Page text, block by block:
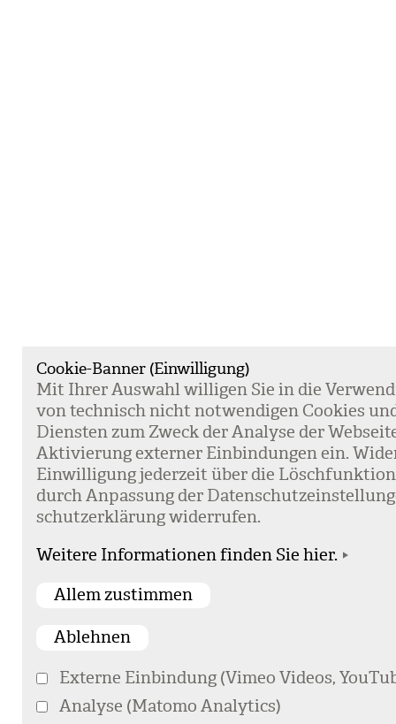
Cookie-Banner (Einwilligung)
Mit Ihrer Aus­wahl wil­li­gen Sie in die
von tech­nisch nicht not­wen­di­gen Coo­kies
Diens­ten zum Zweck der Ana­lyse der
Akti­vie­rung exter­ner Ein­bin­dun­gen ein.
Ein­wil­li­gung jeder­zeit über die
durch Anpas­sung der
schutz­er­klä­rung wider­ru­fen.
Weitere Informationen finden Sie hier.
Externe Einbindung (Vimeo Videos,
Analyse (Matomo Analytics)